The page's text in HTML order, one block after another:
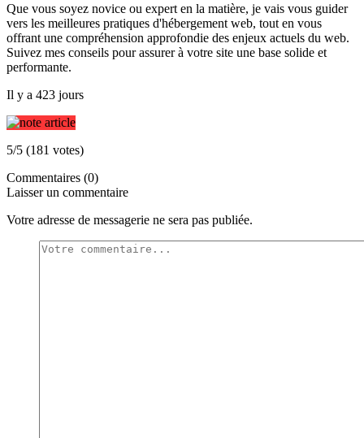
Que vous soyez novice ou expert en la matière, je vais vous guider
vers les meilleures pratiques d'hébergement web, tout en vous
offrant une compréhension approfondie des enjeux actuels du web.
Suivez mes conseils pour assurer à votre site une base solide et
performante.
Il y a 423 jours
5/5 (181 votes)
Commentaires (0)
Laisser un commentaire
Votre adresse de messagerie ne sera pas publiée.